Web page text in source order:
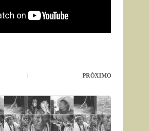
PRÓXIMO